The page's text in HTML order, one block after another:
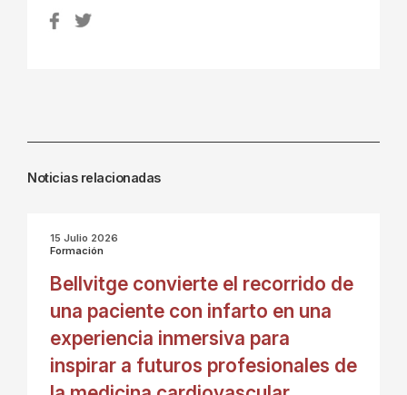
Noticias relacionadas
15 Julio 2026
Formación
Bellvitge convierte el recorrido de
una paciente con infarto en una
experiencia inmersiva para
inspirar a futuros profesionales de